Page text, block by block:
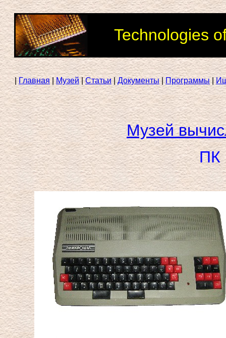
Technologies
|Главная|Музей|Статьи|Документы|Программы|
Музей
ПК